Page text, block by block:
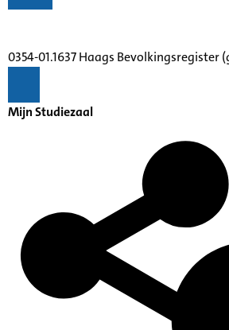
0354-01.1637 Haags Bevolkingsregister
Mijn Studiezaal